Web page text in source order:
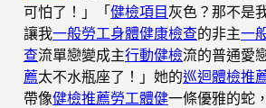
可怕了！」「健檢項目灰色？那不是
讓我一般勞工身體健康檢查的非主一
查流單戀變成主行動健檢流的普通愛
薦太不水瓶座了！」她的巡迴體檢推
帶像健檢推薦勞工體健一條優雅的蛇